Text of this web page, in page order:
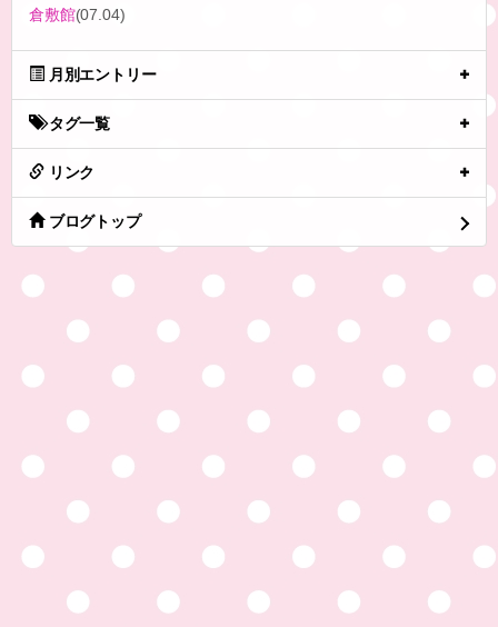
倉敷館(07.04)
月別エントリー
タグ一覧
リンク
ブログトップ